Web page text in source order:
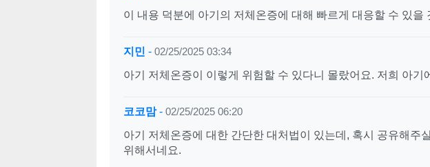
이 내용 덕분에 아기의 저체온증에 대해 빠르게 대응할 수 있을
지민 - 02/25/2025 03:34
아기 저체온증이 이렇게 위험할 수 있다니 몰랐어요. 저희 아기
코코맘- 02/25/2025 06:20
아기 저체온증에 대한 간단한 대처법이 있는데, 혹시 공유해주
위해서네요.